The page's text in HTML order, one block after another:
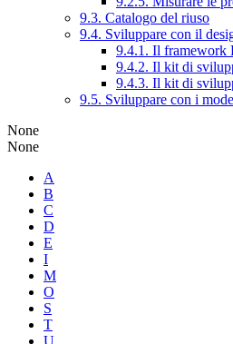
9.3. Catalogo del riuso
9.4. Sviluppare con il
9.4.1. Il framework
9.4.2. Il kit di
9.4.3. Il kit di
9.5. Sviluppare con i
None
None
A
B
C
D
E
I
M
O
S
T
U